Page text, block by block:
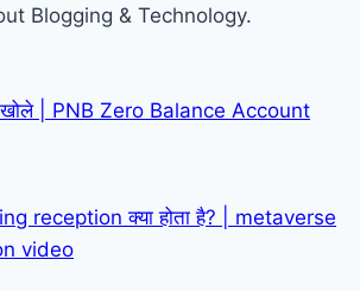
Blogging & Technology.
| PNB Zero Balance Account
reception क्या होता है? | metaverse
video